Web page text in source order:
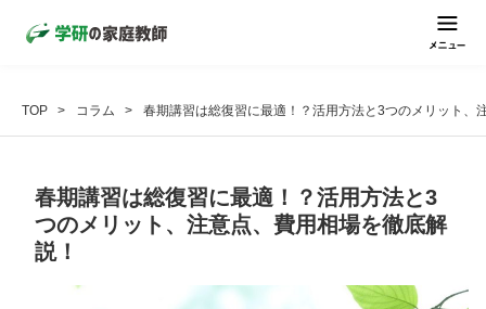
TOP コラム 春期講習は総復習に最適！？活用方法と3つのメリット、
春期講習は総復習に最適！？活用方法と3
つのメリット、注意点、費用相場を徹底解
説！